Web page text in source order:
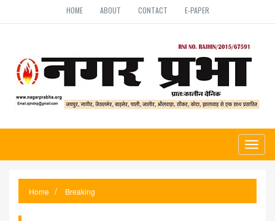
HOME ABOUT CONTACT E-PAPER
Home Breaking